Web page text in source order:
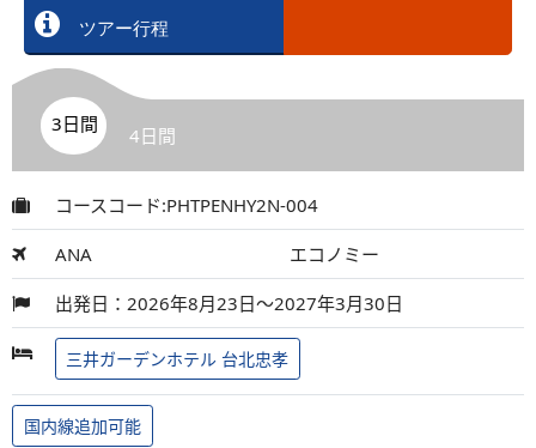
ツアー行程
3日間 4日間
コースコード:PHTPENHY2N-004
ANA エコノミー
出発日：2026年8月23日～2027年3月30日
三井ガーデンホテル 台北忠孝
国内線追加可能